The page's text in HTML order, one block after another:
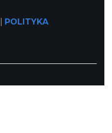
POLITYKA